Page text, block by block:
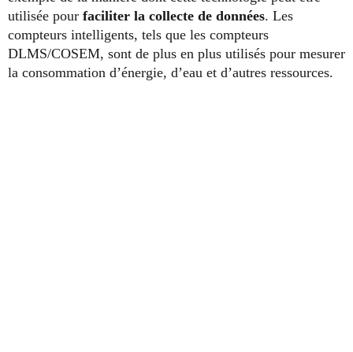
utilisée pour faciliter la collecte de données. Les
compteurs intelligents, tels que les compteurs
DLMS/COSEM, sont de plus en plus utilisés pour mesurer
la consommation d’énergie, d’eau et d’autres ressources.